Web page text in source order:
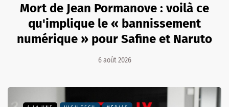
Mort de Jean Pormanove : voilà ce
qu'implique le « bannissement
numérique » pour Safine et Naruto
6 août 2026